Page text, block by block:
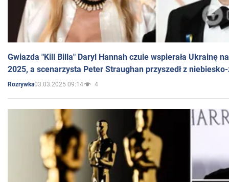
Gwiazda "Kill Billa" Daryl Hannah czule wspierała Ukrainę
2025, a scenarzysta Peter Straughan przyszedł z
Rozrywka03.03.2025 09:14 4